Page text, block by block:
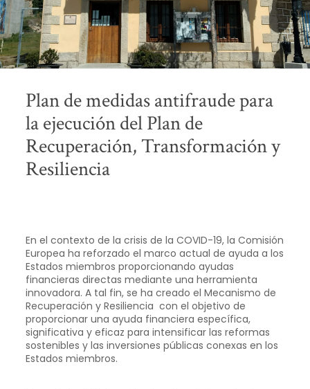
Plan de medidas antifraude para
la ejecución del Plan de
Recuperación, Transformación y
Resiliencia
En el contexto de la crisis de la COVID-19, la Comisión
Europea ha reforzado el marco actual de ayuda a los
Estados miembros proporcionando ayudas
financieras directas mediante una herramienta
innovadora. A tal fin, se ha creado el Mecanismo de
Recuperación y Resiliencia con el objetivo de
proporcionar una ayuda financiera específica,
significativa y eficaz para intensificar las reformas
sostenibles y las inversiones públicas conexas en los
Estados miembros.